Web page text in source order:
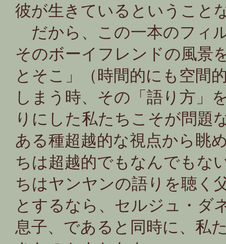
彼が生きているということ
だから、この一本のフィ
そのボーイフレンドの風景
とそこ」（時間的にも空間
しまう時、その「語り方」
りにした私たちこそが問
ある種超越的な視点から眺
ちは超越的でもなんでもな
ちはヤンヤンの語りを聴
とするなら、セルジュ・ダ
息子、であると同時に、私